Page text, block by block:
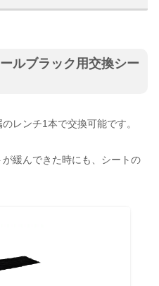
ルブラック用交換シー
レンチ1本で交換可能です。
緩んできた時にも、シートの